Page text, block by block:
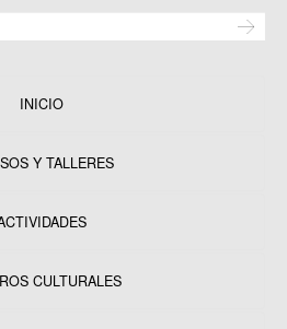
INICIO
Y TALLERES
CULTURALES